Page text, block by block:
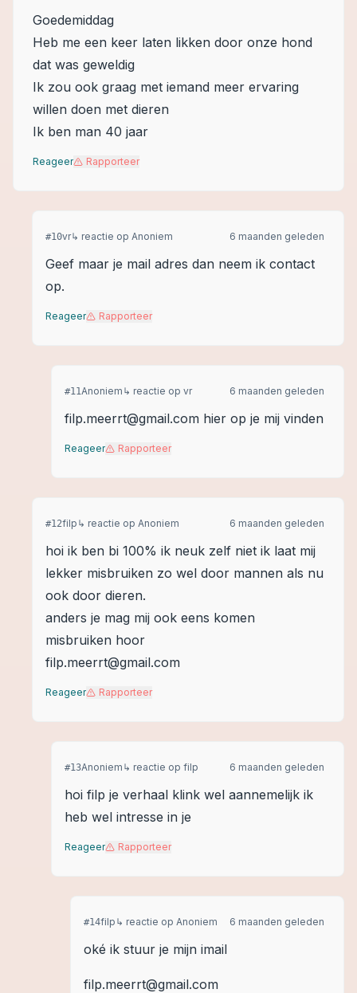
Goedemiddag
Heb me een keer laten likken door onze hond
dat was geweldig
Ik zou ook graag met iemand meer ervaring
willen doen met dieren
Ik ben man 40 jaar
Reageer Rapporteer
#10vr↳ reactie op Anoniem 6 maanden geleden
Geef maar je mail adres dan neem ik contact
op.
Reageer Rapporteer
#11Anoniem ↳ reactie op vr 6 maanden geleden
filp.meerrt@gmail.com hier op je mij vinden
Reageer Rapporteer
#12filp ↳ reactie op Anoniem 6 maanden geleden
hoi ik ben bi 100% ik neuk zelf niet ik laat mij
lekker misbruiken zo wel door mannen als nu
ook door dieren.
anders je mag mij ook eens komen
misbruiken hoor
filp.meerrt@gmail.com
Reageer Rapporteer
#13Anoniem ↳ reactie op filp 6 maanden geleden
hoi filp je verhaal klink wel aannemelijk ik
heb wel intresse in je
Reageer Rapporteer
#14filp ↳ reactie op Anoniem 6 maanden geleden
oké ik stuur je mijn imail
filp.meerrt@gmail.com